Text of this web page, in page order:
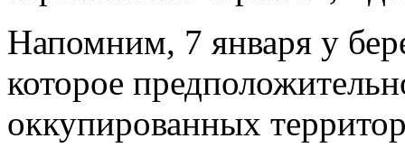
Напомним, 7 января у
которое
оккупированных